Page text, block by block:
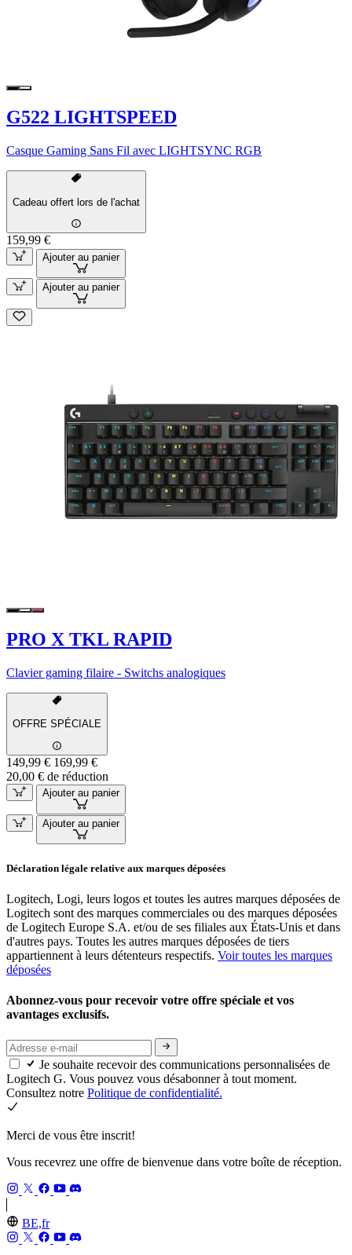
G522 LIGHTSPEED
Casque Gaming Sans Fil avec LIGHTSYNC RGB
Cadeau offert lors de l'achat
159,99 €
Ajouter au panier
Ajouter au panier
PRO X TKL RAPID
Clavier gaming filaire - Switchs analogiques
OFFRE SPÉCIALE
149,99 € 169,99 €
20,00 € de réduction
Ajouter au panier
Ajouter au panier
Déclaration légale relative aux marques déposées
Logitech, Logi, leurs logos et toutes les autres marques déposées de
Logitech sont des marques commerciales ou des marques déposées
de Logitech Europe S.A. et/ou de ses filiales aux États-Unis et dans
d'autres pays. Toutes les autres marques déposées de tiers
appartiennent à leurs détenteurs respectifs. Voir toutes les marques
déposées
Abonnez-vous pour recevoir votre offre spéciale et vos
avantages exclusifs.
Je souhaite recevoir des communications personnalisées de
Logitech G. Vous pouvez vous désabonner à tout moment.
Consultez notre Politique de confidentialité.
Merci de vous être inscrit!
Vous recevrez une offre de bienvenue dans votre boîte de réception.
BE,fr